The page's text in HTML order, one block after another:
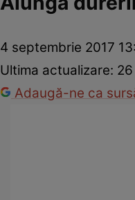
4 septembrie 2017
Ultima actualizare:
Adaugă-ne ca